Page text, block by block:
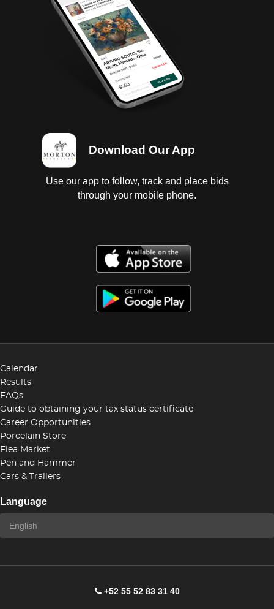
Download Our App
Use our app to follow, track and place bids
through your mobile phone.
Calendar
Results
FAQs
Guide to obtaining your tax status certificate
Career Opportunities
Porcelain Store
Flea Market
Pen and Hammer
Cars & Trailers
Language
+52 55 52 83 31 40